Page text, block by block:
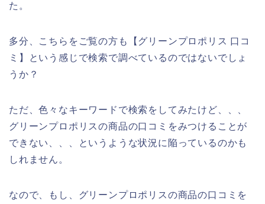
た。
多分、こちらをご覧の方も【グリーンプロポリス 口コ
ミ】という感じで検索で調べているのではないでしょ
うか？
ただ、色々なキーワードで検索をしてみたけど、、、
グリーンプロポリスの商品の口コミをみつけることが
できない、、、というような状況に陥っているのかも
しれません。
なので、もし、グリーンプロポリスの商品の口コミを